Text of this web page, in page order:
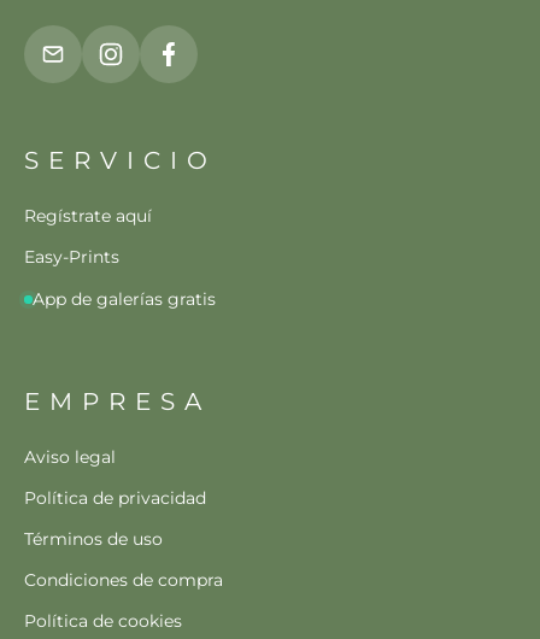
SERVICIO
Regístrate aquí
Easy-Prints
App de galerías gratis
EMPRESA
Aviso legal
Política de privacidad
Términos de uso
Condiciones de compra
Política de cookies